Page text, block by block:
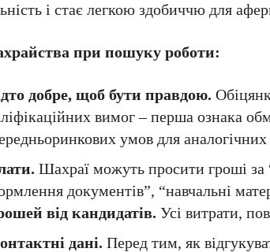
і стає легкою здобиччю для
при пошуку роботи:
добре, щоб бути правдою.
вимог – перша ознака
умов для
Шахраї можуть просити гроші за
документів”, “навчальні
від кандидатів. Усі витрати,
дані. Перед тим, як